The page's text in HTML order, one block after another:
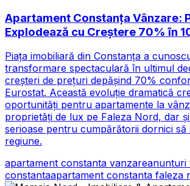
Apartament Constanța Vânzare:
Explodează cu Creștere 70% în
Piața imobiliară din Constanța a
transformare spectaculară în ultimul
creșteri de prețuri depășind 70%
Eurostat. Această evoluție dramatică
oportunități pentru apartamente la
proprietăți de lux pe Faleza Nord, dar
serioase pentru cumpărătorii dornici să
regiune.
apartament constanta vanzareanunturi
constantaapartament constanta faleza